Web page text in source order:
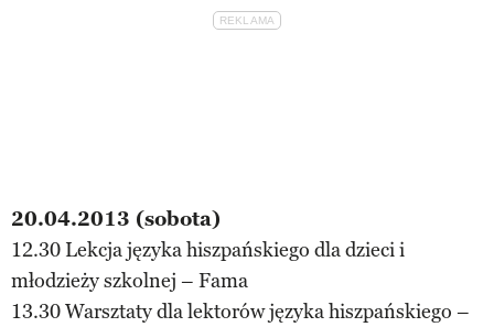
20.04.2013 (sobota)
12.30 Lekcja języka hiszpańskiego dla dzieci i
młodzieży szkolnej – Fama
13.30 Warsztaty dla lektorów języka hiszpańskiego –